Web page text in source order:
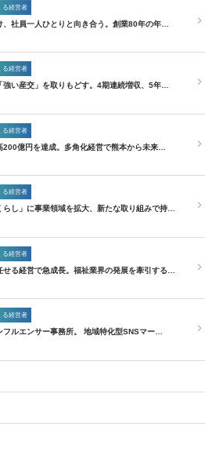
る経営者
、社員一人ひとりと向き合う。創業80年の年…
る経営者
強い産交」を取りもどす。4期連続増収、5年…
る経営者
200億円を達成。多角化経営で熊本から未来…
る経営者
らし」に事業領域を拡大、新たな取り組みで持…
る経営者
せる経営で急成長。福祉業界の発展を牽引する…
る経営者
フルエンサー事務所。 地域特化型SNSマー…